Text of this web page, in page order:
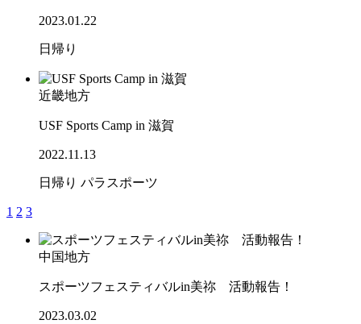
2023.01.22
日帰り
近畿地方
USF Sports Camp in 滋賀
2022.11.13
日帰り パラスポーツ
1 2 3
中国地方
スポーツフェスティバルin美祢 活動報告！
2023.03.02